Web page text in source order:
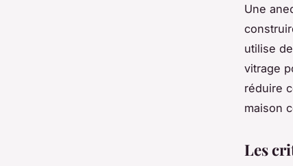
Une
utilise
vitrage
réduire
maison
Les